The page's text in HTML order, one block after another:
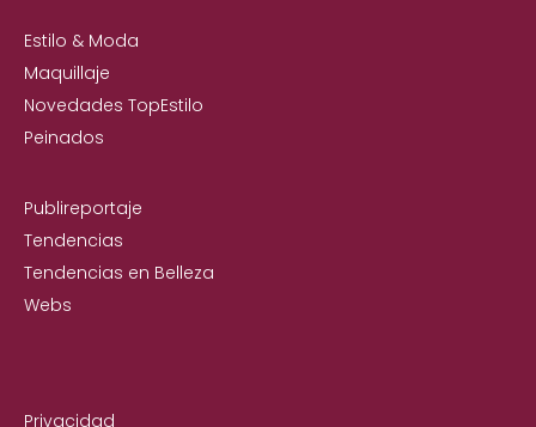
Estilo & Moda
Maquillaje
Novedades TopEstilo
Peinados
Publireportaje
Tendencias
Tendencias en Belleza
Webs
Privacidad